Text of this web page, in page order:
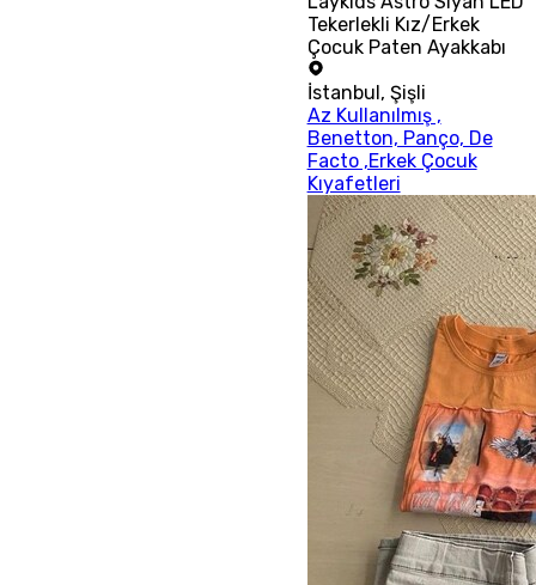
Tekerlekli Kız/Erkek
Çocuk Paten Ayakkabı
İstanbul, Şişli
Az Kullanılmış ,
Benetton, Panço, De
Facto ,Erkek Çocuk
Kıyafetleri